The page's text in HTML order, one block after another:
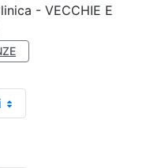
- VECCHIE E